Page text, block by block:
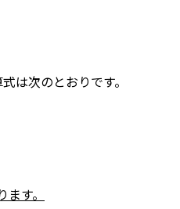
は次のとおりです。
す。